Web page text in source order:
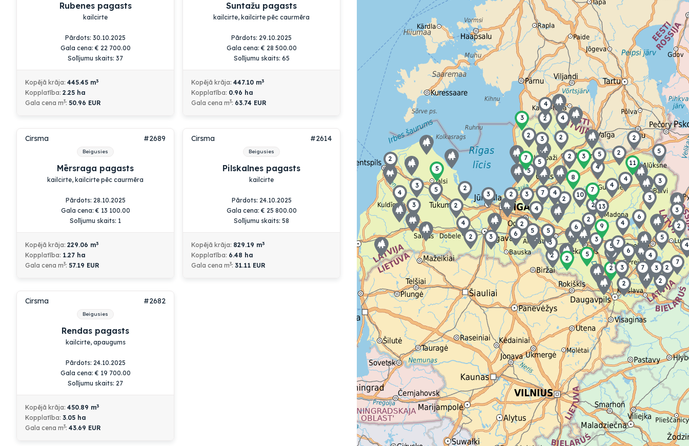
Rubenes pagasts
kailcirte
Pārdots: 30.10.2025
Gala cena:€ 22 700.00
Solījumu skaits: 37
Kopējā krāja: 445.45 m3
Kopplatība: 2.25 ha
Gala cena m3: 50.96 EUR
Suntažu pagasts
kailcirte, kailcirte pēc caurmēra
Pārdots: 29.10.2025
Gala cena:€ 28 500.00
Solījumu skaits: 65
Kopējā krāja: 447.10 m3
Kopplatība: 0.96 ha
Gala cena m3: 63.74 EUR
Cirsma #2689
Beigusies
Mērsraga pagasts
kailcirte, kailcirte pēc caurmēra
Pārdots: 28.10.2025
Gala cena:€ 13 100.00
Solījumu skaits: 1
Kopējā krāja: 229.06 m3
Kopplatība: 1.27 ha
Gala cena m3: 57.19 EUR
Cirsma #2614
Beigusies
Pilskalnes pagasts
kailcirte
Pārdots: 24.10.2025
Gala cena:€ 25 800.00
Solījumu skaits: 58
Kopējā krāja: 829.19 m3
Kopplatība: 6.48 ha
Gala cena m3: 31.11 EUR
Cirsma #2682
Beigusies
Rendas pagasts
kailcirte, apaugums
Pārdots: 24.10.2025
Gala cena:€ 19 700.00
Solījumu skaits: 27
Kopējā krāja: 450.89 m3
Kopplatība: 3.05 ha
Gala cena m3: 43.69 EUR